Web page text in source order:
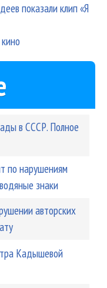
показали клип «Я
в СССР. Полное
по нарушениям
знаки
авторских
Кадышевой